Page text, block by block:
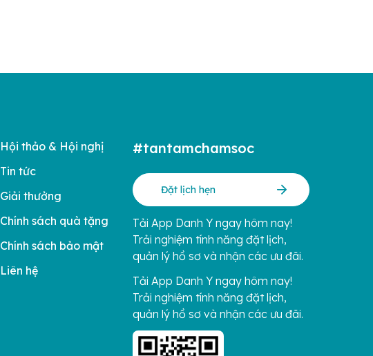
Hội thảo & Hội nghị
Tin tức
Giải thưởng
Chính sách quà tặng
Chính sách bảo mật
Liên hệ
#tantamchamsoc
Đặt lịch hẹn
Tải App Danh Y ngay hôm nay!
Trải nghiệm tính năng đặt lịch,
quản lý hồ sơ và nhận các ưu đãi.
Tải App Danh Y ngay hôm nay!
Trải nghiệm tính năng đặt lịch,
quản lý hồ sơ và nhận các ưu đãi.